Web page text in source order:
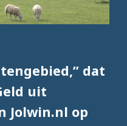
dat
uit
Jolwin.nl op